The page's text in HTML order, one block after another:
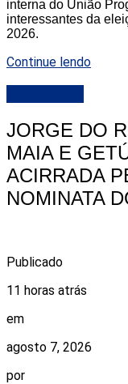
interna do União
interessantes da
2026.
Continue lendo
JORGE DO
MAIA E
ACIRRADA
NOMINATA
Publicado
11 horas atrás
em
agosto 7, 2026
por